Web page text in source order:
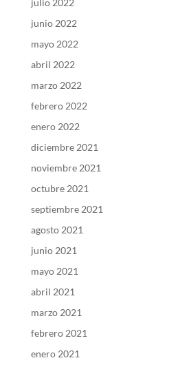
julio 2022
junio 2022
mayo 2022
abril 2022
marzo 2022
febrero 2022
enero 2022
diciembre 2021
noviembre 2021
octubre 2021
septiembre 2021
agosto 2021
junio 2021
mayo 2021
abril 2021
marzo 2021
febrero 2021
enero 2021